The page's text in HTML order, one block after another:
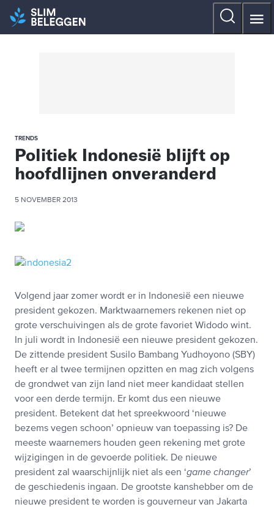
TRENDS
Politiek Indonesië blijft op
hoofdlijnen onveranderd
5 NOVEMBER 2013
Volgend jaar zomer wordt er in Indonesië een nieuwe
president gekozen. Marktwaarnemers rekenen niet op
grote verschuivingen als de grote favoriet Widodo wint.
In juli wordt in Indonesië een nieuwe president gekozen.
De zittende president Susilo Bambang Yudhoyono (SBY)
heeft er al twee termijnen opzitten en mag zich volgens
de grondwet van zijn land niet meer kandidaat stellen
voor een derde termijn. Er komt dus een nieuwe
president. Betekent dat het spreekwoord ‘nieuwe
bezems vegen schoon’ opnieuw van toepassing is? De
meeste waarnemers houden geen rekening met grote
wijzigingen in de gevoerde politiek. De nieuwe
president zal waarschijnlijk niet als een ‘game changer’
de geschiedenis ingaan. De grootste kanshebber om de
nieuwe president te worden is gouverneur van Jakarta